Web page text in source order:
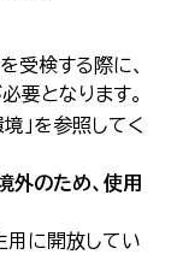
受検する際に、
要となります。
」を参照してく
外のため、使用
用に開放してい